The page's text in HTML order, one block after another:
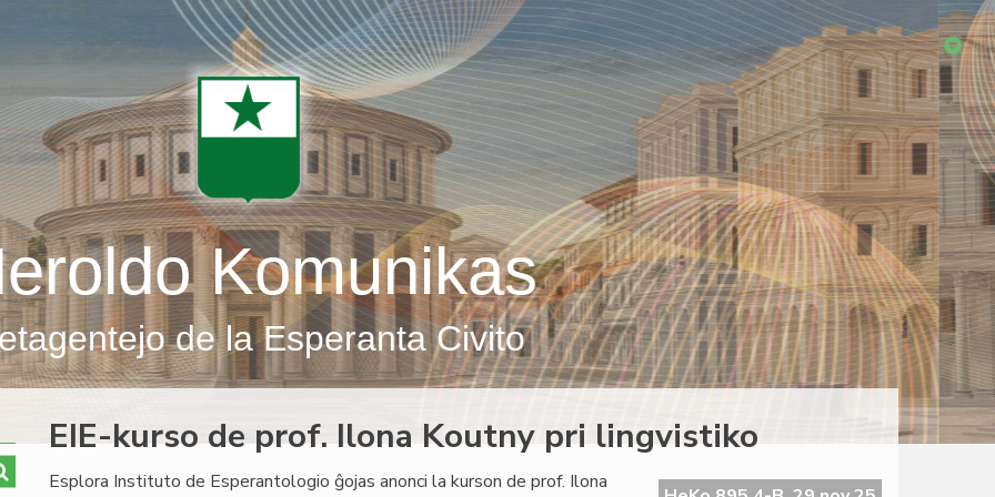
Komunikas
de la Esperanta Civito
EIE-kurso de prof. Ilona Koutny pri lingvistiko
Esplora Instituto de Esperantologio ĝojas anonci la kurson de prof. Ilona